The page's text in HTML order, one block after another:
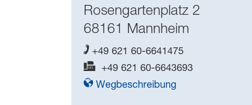
Rosengartenplatz 2
68161 Mannheim
+49 621 60-6641475
+49 621 60-6643693
Wegbeschreibung